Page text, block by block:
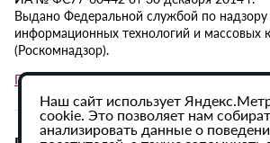
Выдано Федеральной службой по надзору
информационных технологий и массовых
(Роскомнадзор).
Политика в отношении обработки
Наш сайт использует
cookie. Это позволяет нам
анализировать данные о